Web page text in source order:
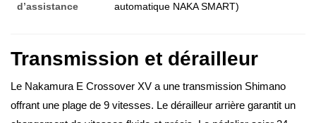
d’assistance
automatique NAKA SMART)
Transmission et dérailleur
Le Nakamura E Crossover XV a une transmission Shimano
offrant une plage de 9 vitesses. Le dérailleur arrière garantit un